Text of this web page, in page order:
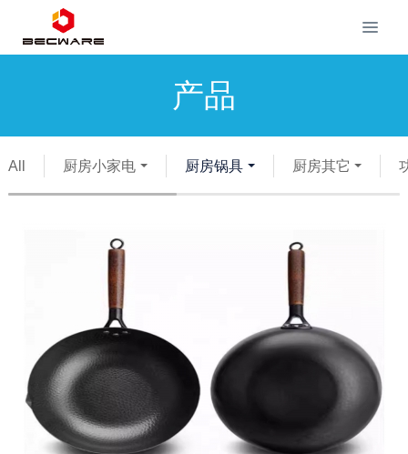
产品
All 厨房小家电 厨房锅具 厨房其它